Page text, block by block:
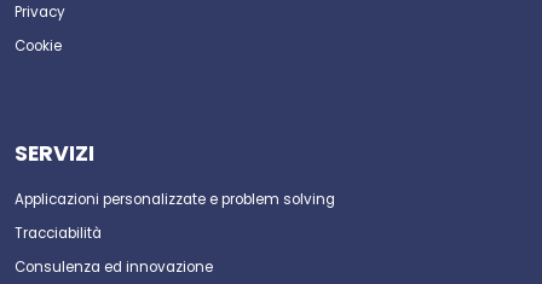
Privacy
Cookie
SERVIZI
Applicazioni personalizzate e problem solving
Tracciabilità
Consulenza ed innovazione